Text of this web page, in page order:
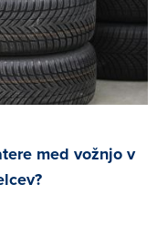
med vožnjo v